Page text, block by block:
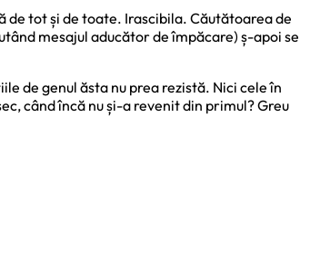
de tot și de toate. Irascibila. Căutătoarea de
mesajul aducător de împăcare) ș-apoi se
de genul ăsta nu prea rezistă. Nici cele în
când încă nu și-a revenit din primul? Greu